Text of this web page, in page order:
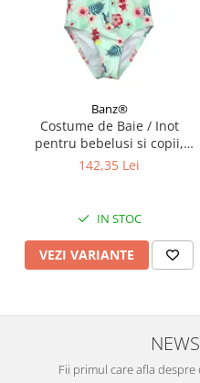
Banz®
Costume de Baie / Inot
pentru bebelusi si copii,
Protectie Soare UPF50+,
142,35 Lei
IN STOC
VEZI VARIANTE
Fii primul care afla